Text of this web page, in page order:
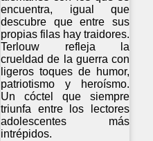
encuentra, igual que
descubre que entre sus
propias filas hay traidores.
Terlouw refleja la
crueldad de la guerra con
ligeros toques de humor,
patriotismo y heroísmo.
Un cóctel que siempre
triunfa entre los lectores
adolescentes más
intrépidos.